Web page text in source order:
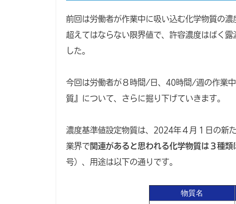
前回は労働者が作業中に吸い込む化学物質の
超えてはならない限界値で、許容濃度はばく
した。
今回は労働者が８時間/日、40時間/週の作業
質』について、さらに掘り下げていきます。
濃度基準値設定物質は、2024年４月１日の新
業界で関連があると思われる化学物質は３種類
号）、用途は以下の通りです。
物質名